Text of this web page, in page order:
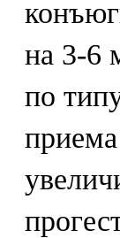
на 3-6
по
приема